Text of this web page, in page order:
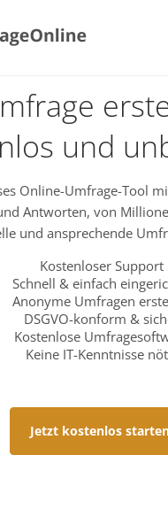
und
Online-Umfrage-Tool
Antworten, von
und ansprechende
Kostenloser Support
Schnell & einfach
Anonyme Umfragen
DSGVO-konform &
Kostenlose
Keine IT-Kenntnisse
Jetzt kostenlos